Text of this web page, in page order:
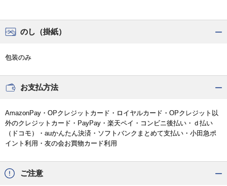
のし（掛紙）
包装のみ
お支払方法
AmazonPay・OPクレジットカード・ロイヤルカード・OPクレジット以
外のクレジットカード・PayPay・楽天ペイ・コンビニ後払い・ｄ払い
（ドコモ）・auかんたん決済・ソフトバンクまとめて支払い・小田急ポ
イント利用・友の会お買物カード利用
ご注意